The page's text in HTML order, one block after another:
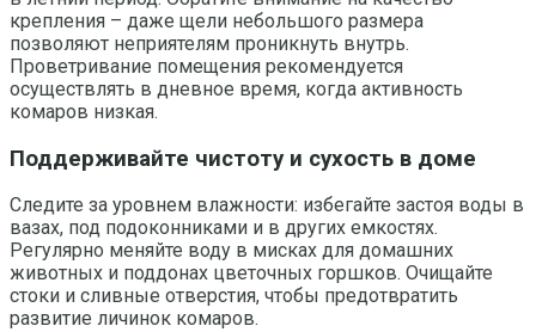
крепления – даже щели небольшого размера
позволяют неприятелям проникнуть внутрь.
Проветривание помещения рекомендуется
осуществлять в дневное время, когда активность
комаров низкая.
Поддерживайте чистоту и сухость в доме
Следите за уровнем влажности: избегайте застоя воды в
вазах, под подоконниками и в других емкостях.
Регулярно меняйте воду в мисках для домашних
животных и поддонах цветочных горшков. Очищайте
стоки и сливные отверстия, чтобы предотвратить
развитие личинок комаров.